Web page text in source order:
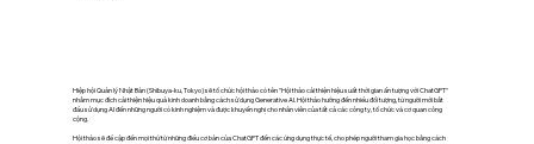
Hiệp hội Quản lý Nhật Bản (Shibuya-ku, Tokyo) sẽ tổ chức hội thảo có tên "Hội thảo cải thiện hiệu suất thời gian ấn tượng với ChatGPT"
nhằm mục đích cải thiện hiệu quả kinh doanh bằng cách sử dụng Generative AI. Hội thảo hướng đến nhiều đối tượng, từ người mới bắt
đầu sử dụng AI đến những người có kinh nghiệm và được khuyến nghị cho nhân viên của tất cả các công ty, tổ chức và cơ quan công
cộng.
Hội thảo sẽ đề cập đến mọi thứ từ những điều cơ bản của ChatGPT đến các ứng dụng thực tế, cho phép người tham gia học bằng cách